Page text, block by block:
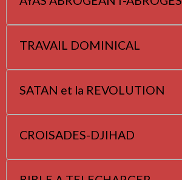
TRAVAIL DOMINICAL
SATAN et la REVOLUTION
CROISADES-DJIHAD